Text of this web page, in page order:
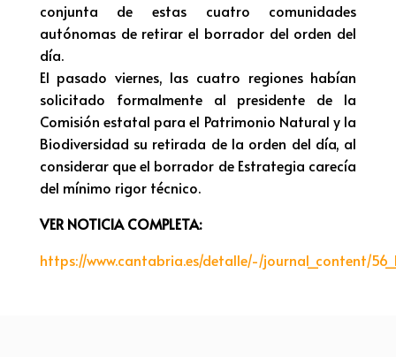
conjunta de estas cuatro comunidades
autónomas de retirar el borrador del orden del
día.
El pasado viernes, las cuatro regiones habían
solicitado formalmente al presidente de la
Comisión estatal para el Patrimonio Natural y la
Biodiversidad su retirada de la orden del día, al
considerar que el borrador de Estrategia carecía
del mínimo rigor técnico.
VER NOTICIA COMPLETA:
https://www.cantabria.es/detalle/-/journal_content/